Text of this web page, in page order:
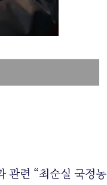
관련 “최순실 국정농